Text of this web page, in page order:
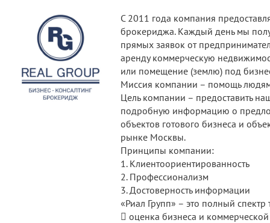
С 2011 года компания
брокериджа. Каждый день мы
прямых заявок от
аренду коммерческую
или помещение (землю) под
Миссия компании – помощь людям
Цель компании – предоставить
подробную информацию о
объектов готового бизнеса и
рынке Москвы.
Принципы компании:
1. Клиентоориентированность
2. Профессионализм
3. Достоверность информации
«Риал Групп» – это полный спектр
 оценка бизнеса и